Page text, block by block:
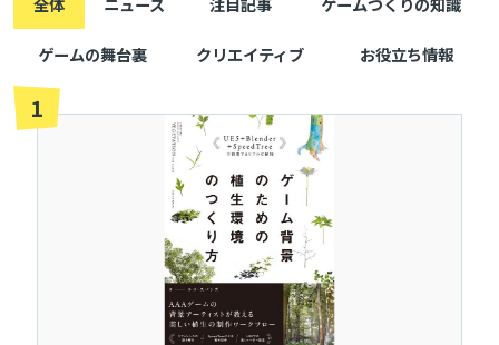
ゲームの舞台裏 クリエイティブ お役立ち情報
1